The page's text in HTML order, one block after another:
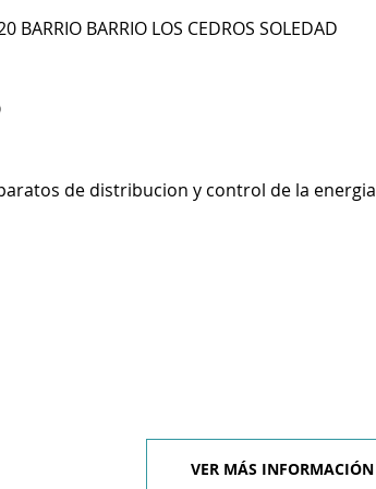
BARRIO BARRIO LOS CEDROS SOLEDAD
de distribucion y control de la energia
VER MÁS INFORMACIÓN